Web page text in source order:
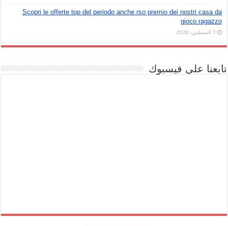
Scopri le offerte top del periodo anche rso premio dei nostri casa da
gioco ragazzo
7 أغسطس، 2026
تابعنا على فيسبوك